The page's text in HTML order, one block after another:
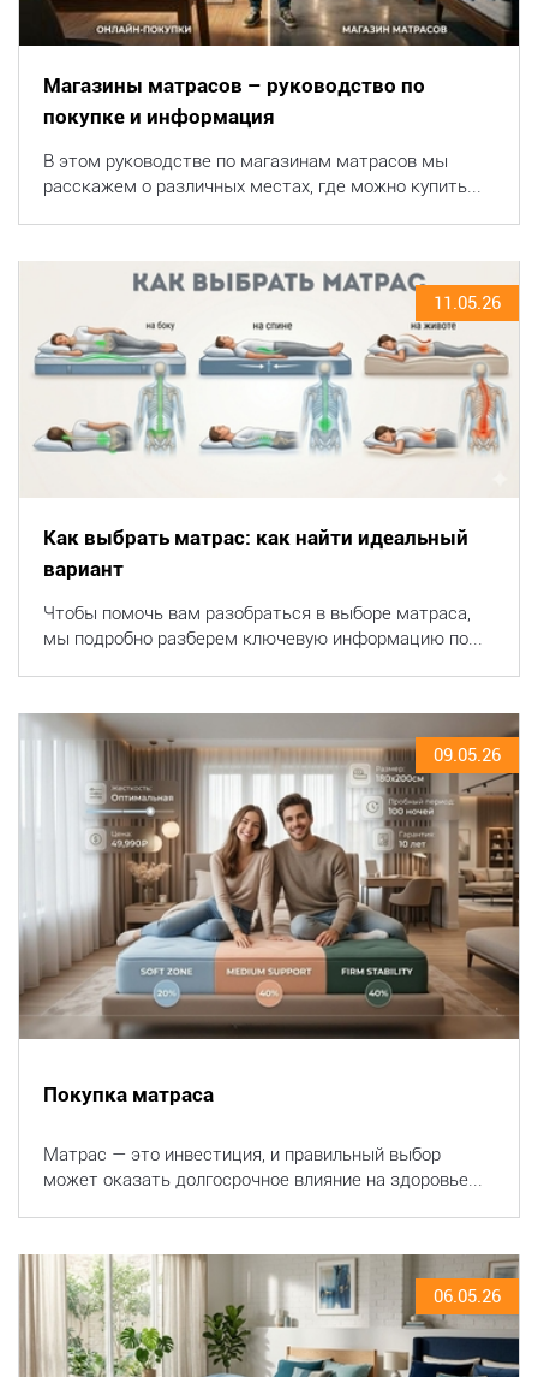
Магазины матрасов – руководство по
покупке и информация
В этом руководстве по магазинам матрасов мы
расскажем о различных местах, где можно купить...
11.05.26
Как выбрать матрас: как найти идеальный
вариант
Чтобы помочь вам разобраться в выборе матраса,
мы подробно разберем ключевую информацию по...
09.05.26
Покупка матраса
Матрас — это инвестиция, и правильный выбор
может оказать долгосрочное влияние на здоровье...
06.05.26